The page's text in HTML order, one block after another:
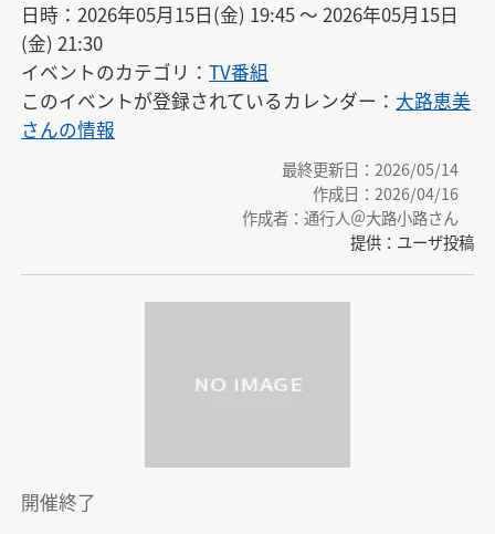
日時：2026年05月15日(金) 19:45 〜 2026年05月15日
(金) 21:30
イベントのカテゴリ：TV番組
このイベントが登録されているカレンダー： 大路恵美
さんの情報
最終更新日：2026/05/14
作成日：2026/04/16
作成者：通行人＠大路小路さん
提供：ユーザ投稿
開催終了